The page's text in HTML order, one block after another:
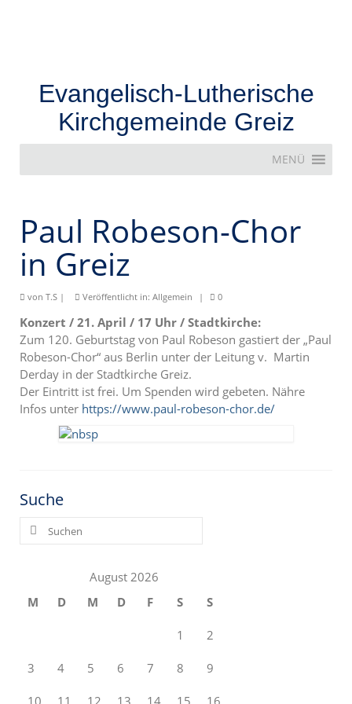
Evangelisch-Lutherische
Kirchgemeinde Greiz
MENÜ
Paul Robeson-Chor
in Greiz
von T.S | Veröffentlicht in: Allgemein | 0
Konzert / 21. April / 17 Uhr / Stadtkirche:
Zum 120. Geburtstag von Paul Robeson gastiert der „Paul
Robeson-Chor“ aus Berlin unter der Leitung v. Martin
Derday in der Stadtkirche Greiz.
Der Eintritt ist frei. Um Spenden wird gebeten. Nähre
Infos unter https://www.paul-robeson-chor.de/
Suche
Suchen
nach:
August 2026
M
D M D F S S
1 2
3 4 5 6 7 8 9
10 11 12 13 14 15 16